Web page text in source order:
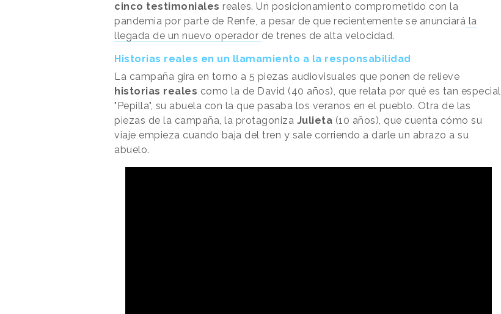
cinco testimoniales reales. Un posicionamiento comprometido con la
pandemia por parte de Renfe, a pesar de que recientemente se anunciará la
llegada de un nuevo operador de trenes de alta velocidad.
Historias reales en un llamamiento a la responsabilidad
La campaña gira en torno a 5 piezas audiovisuales que ponen de relieve
historias reales como la de David (40 años), que relata por qué es tan especial
"Pepilla", su abuela con la que pasaba los veranos en el pueblo. Otra de las
piezas de la campaña, la protagoniza Julieta (10 años), que cuenta cómo su
viaje empieza cuando baja del tren y sale corriendo a darle un abrazo a su
abuelo.